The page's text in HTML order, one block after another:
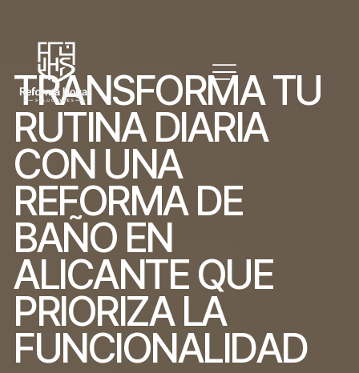
TRANSFORMATU
RUTINA DIARIA
CON UNA
REFORMA DE
BAÑO EN
ALICANTE QUE
PRIORIZA LA
FUNCIONALIDAD